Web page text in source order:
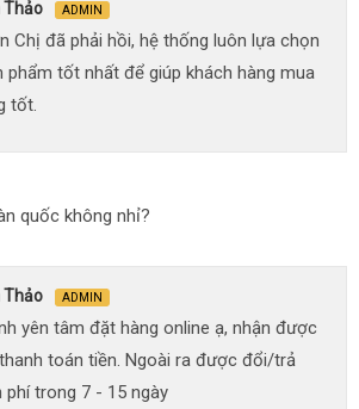
Thảo ADMIN
Chị đã phải hồi, hệ thống luôn lựa chọn
phẩm tốt nhất để giúp khách hàng mua
tốt.
quốc không nhỉ?
Thảo ADMIN
yên tâm đặt hàng online ạ, nhận được
toán tiền. Ngoài ra được đổi/trả
phí trong 7 - 15 ngày